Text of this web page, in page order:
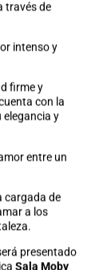
través de
intenso y
firme y
con la
y
entre un
cargada de
a los
presentado
Sala Moby